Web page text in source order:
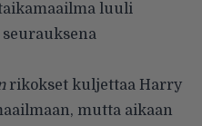
luuli
rikokset kuljettaa Harry
mutta aikaan